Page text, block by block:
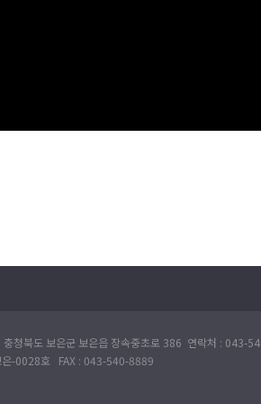
청북도 보은군 보은읍 장속중초로 386 연락처 : 043-
-0028호 FAX : 043-540-8889